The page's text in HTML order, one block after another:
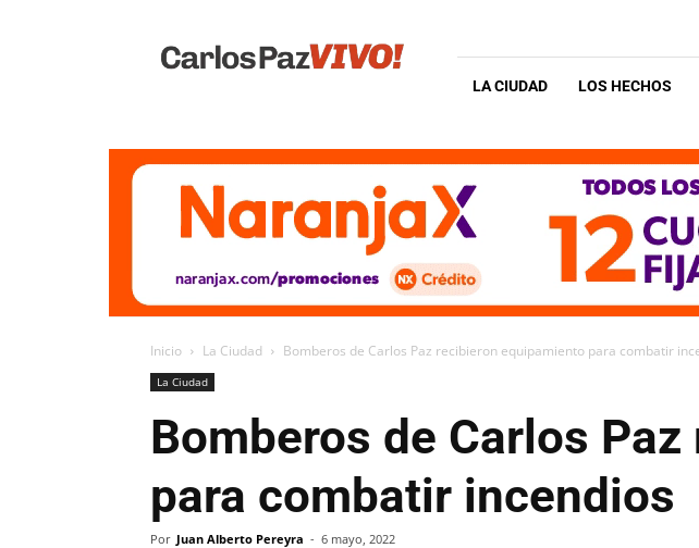
Vivo
LA CIUDAD LOS HECHOS
Inicio La Ciudad Bomberos de Carlos Paz recibieron equipamiento para combatir
La Ciudad
Bomberos de Carlos
para combatir incendios
Por Juan Alberto Pereyra - 6 mayo, 2022